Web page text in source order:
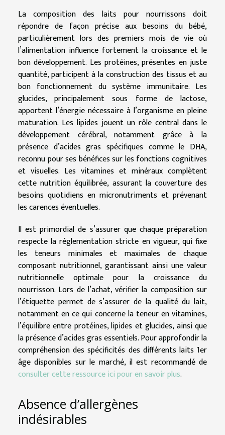
La composition des laits pour nourrissons doit
répondre de façon précise aux besoins du bébé,
particulièrement lors des premiers mois de vie où
l’alimentation influence fortement la croissance et le
bon développement. Les protéines, présentes en juste
quantité, participent à la construction des tissus et au
bon fonctionnement du système immunitaire. Les
glucides, principalement sous forme de lactose,
apportent l’énergie nécessaire à l’organisme en pleine
maturation. Les lipides jouent un rôle central dans le
développement cérébral, notamment grâce à la
présence d’acides gras spécifiques comme le DHA,
reconnu pour ses bénéfices sur les fonctions cognitives
et visuelles. Les vitamines et minéraux complètent
cette nutrition équilibrée, assurant la couverture des
besoins quotidiens en micronutriments et prévenant
les carences éventuelles.
Il est primordial de s’assurer que chaque préparation
respecte la réglementation stricte en vigueur, qui fixe
les teneurs minimales et maximales de chaque
composant nutritionnel, garantissant ainsi une valeur
nutritionnelle optimale pour la croissance du
nourrisson. Lors de l’achat, vérifier la composition sur
l’étiquette permet de s’assurer de la qualité du lait,
notamment en ce qui concerne la teneur en vitamines,
l’équilibre entre protéines, lipides et glucides, ainsi que
la présence d’acides gras essentiels. Pour approfondir la
compréhension des spécificités des différents laits 1er
âge disponibles sur le marché, il est recommandé de
consulter cette ressource ici pour en savoir plus.
Absence d’allergènes
indésirables